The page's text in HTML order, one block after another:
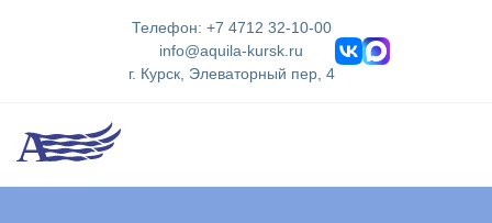
Телефон: +7 4712 32-10-00
info@aquila-kursk.ru
г. Курск, Элеваторный пер, 4